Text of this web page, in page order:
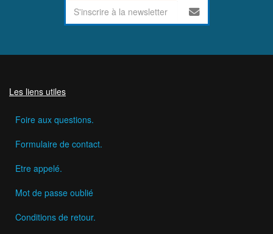
Les liens utiles
Foire aux questions.
Formulaire de contact.
Etre appelé.
Mot de passe oublié
Conditions de retour.